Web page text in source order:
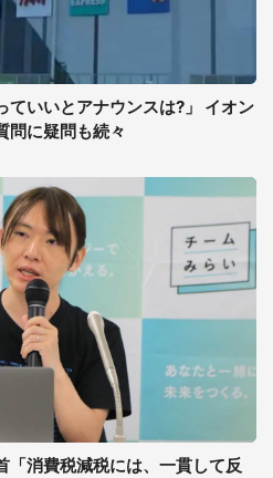
ていいとアナウンスは?」 イオン
問に疑問も続々
「消費税減税には、一貫して反